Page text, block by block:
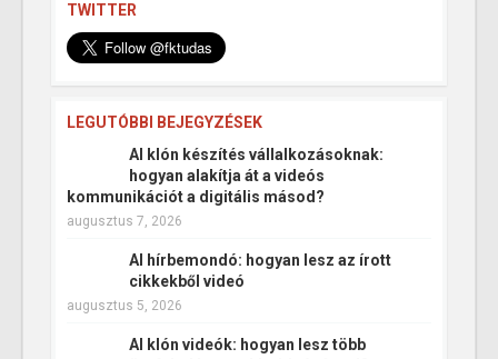
TWITTER
LEGUTÓBBI BEJEGYZÉSEK
AI klón készítés vállalkozásoknak:
hogyan alakítja át a videós
kommunikációt a digitális másod?
augusztus 7, 2026
AI hírbemondó: hogyan lesz az írott
cikkekből videó
augusztus 5, 2026
AI klón videók: hogyan lesz több